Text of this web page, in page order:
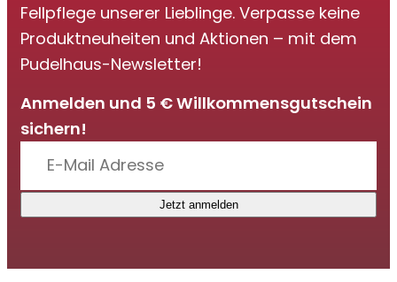
Fellpflege unserer Lieblinge. Verpasse keine
Produktneuheiten und Aktionen – mit dem
Pudelhaus-Newsletter!
Anmelden und 5 € Willkommensgutschein
sichern!
Jetzt anmelden